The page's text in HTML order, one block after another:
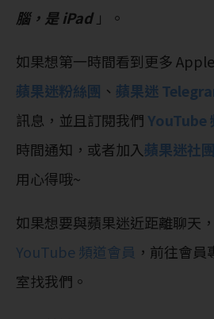
腦，是 iPad 」。
如果想第一時間看到更多
蘋果迷粉絲團 、 蘋果迷
訊息，並且訂閱我們YouTube
時間通知，或者加入蘋果迷社團
用心得哦~
如果想要與蘋果迷近距離聊天
YouTube 頻道會員 ，前往會
室找我們。